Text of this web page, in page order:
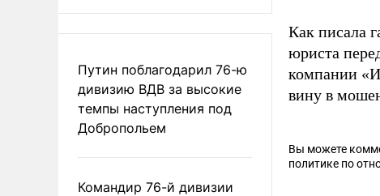
Путин поблагодарил 76-ю
дивизию ВДВ за высокие
темпы наступления под
Добропольем
Командир 76-й дивизии
Как писала
юриста
компании
вину в
Вы можете
политике по